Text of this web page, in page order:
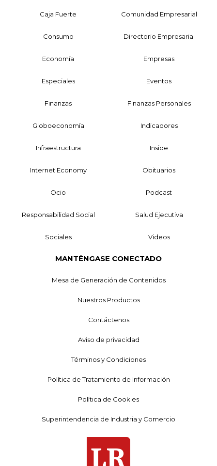
Caja Fuerte Comunidad Empresarial
Consumo Directorio Empresarial
Economía Empresas
Especiales Eventos
Finanzas Finanzas Personales
Globoeconomía Indicadores
Infraestructura Inside
Internet Economy Obituarios
Ocio Podcast
Responsabilidad Social Salud Ejecutiva
Sociales Videos
MANTÉNGASE CONECTADO
Mesa de Generación de Contenidos
Nuestros Productos
Contáctenos
Aviso de privacidad
Términos y Condiciones
Política de Tratamiento de Información
Política de Cookies
Superintendencia de Industria y Comercio